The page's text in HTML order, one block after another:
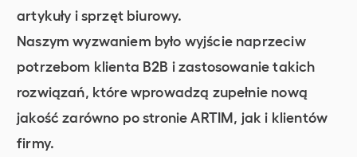
artykuły i sprzęt biurowy.
Naszym wyzwaniem było wyjście naprzeciw
potrzebom klienta B2B i zastosowanie takich
rozwiązań, które wprowadzą zupełnie nową
jakość zarówno po stronie ARTIM, jak i klientów
firmy.